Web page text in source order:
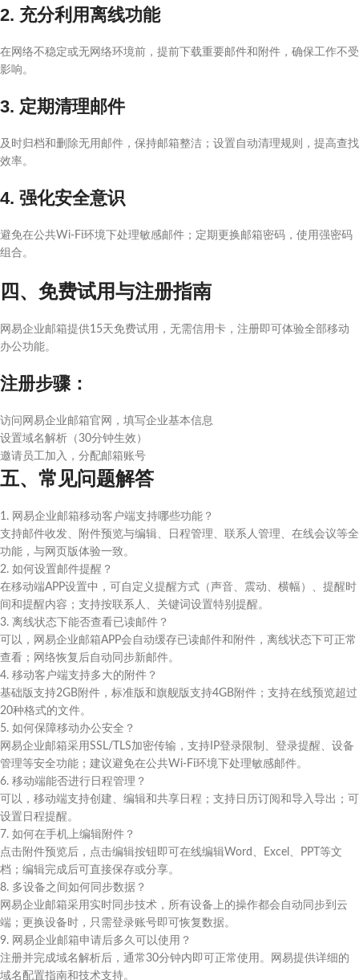
2. 充分利用离线功能
在网络不稳定或无网络环境前，提前下载重要邮件和附件，确保工作不受
影响。
3. 定期清理邮件
及时归档和删除无用邮件，保持邮箱整洁；设置自动清理规则，提高查找
效率。
4. 强化安全意识
避免在公共Wi-Fi环境下处理敏感邮件；定期更换邮箱密码，使用强密码
组合。
四、免费试用与注册指南
网易企业邮箱提供15天免费试用，无需信用卡，注册即可体验全部移动
办公功能。
注册步骤：
访问网易企业邮箱官网，填写企业基本信息
设置域名解析（30分钟生效）
邀请员工加入，分配邮箱账号
五、常见问题解答
1. 网易企业邮箱移动客户端支持哪些功能？
支持邮件收发、附件预览与编辑、日程管理、联系人管理、在线会议等全
功能，与网页版体验一致。
2. 如何设置邮件提醒？
在移动端APP设置中，可自定义提醒方式（声音、震动、横幅）、提醒时
间和提醒内容；支持按联系人、关键词设置特别提醒。
3. 离线状态下能否查看已读邮件？
可以，网易企业邮箱APP会自动缓存已读邮件和附件，离线状态下可正常
查看；网络恢复后自动同步新邮件。
4. 移动客户端支持多大的附件？
基础版支持2GB附件，标准版和旗舰版支持4GB附件；支持在线预览超过
20种格式的文件。
5. 如何保障移动办公安全？
网易企业邮箱采用SSL/TLS加密传输，支持IP登录限制、登录提醒、设备
管理等安全功能；建议避免在公共Wi-Fi环境下处理敏感邮件。
6. 移动端能否进行日程管理？
可以，移动端支持创建、编辑和共享日程；支持日历订阅和导入导出；可
设置日程提醒。
7. 如何在手机上编辑附件？
点击附件预览后，点击编辑按钮即可在线编辑Word、Excel、PPT等文
档；编辑完成后可直接保存或分享。
8. 多设备之间如何同步数据？
网易企业邮箱采用实时同步技术，所有设备上的操作都会自动同步到云
端；更换设备时，只需登录账号即可恢复数据。
9. 网易企业邮箱申请后多久可以使用？
注册并完成域名解析后，通常30分钟内即可正常使用。网易提供详细的
域名配置指南和技术支持。